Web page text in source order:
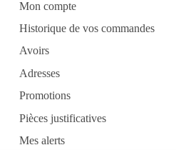
Mon compte
Historique de vos commandes
Avoirs
Adresses
Promotions
Pièces justificatives
Mes alerts